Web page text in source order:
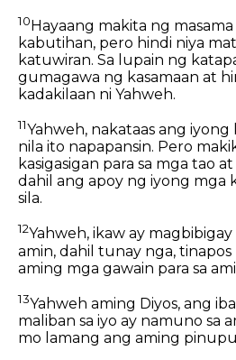
10Hayaang makita ng
kabutihan, pero hindi niya
katuwiran. Sa lupain ng
gumagawa ng kasamaan at
kadakilaan ni Yahweh.
11Yahweh, nakataas ang iyong
nila ito napapansin. Pero
kasigasigan para sa mga tao
dahil ang apoy ng iyong mga
sila.
12Yahweh, ikaw ay
amin, dahil tunay nga,
aming mga gawain para sa
13Yahweh aming Diyos, ang
maliban sa iyo ay namuno sa
mo lamang ang aming